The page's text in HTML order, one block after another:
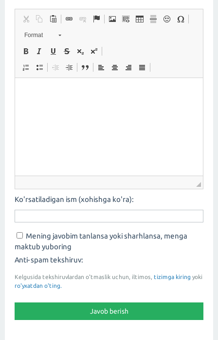
Format
Ko'rsatiladigan ism (xohishga ko'ra):
Mening javobim tanlansa yoki sharhlansa, menga
maktub yuboring
Anti-spam tekshiruv:
Kelgusida tekshiruvlardan o'tmaslik uchun, iltimos, tizimga kiring yoki
ro'yxatdan o'ting.